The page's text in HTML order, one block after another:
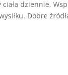
ciała dziennie.
Dobre